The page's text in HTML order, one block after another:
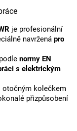
je profesionální
navržená pro
normy EN
s elektrickým
otočným kolečkem
přizpůsobení